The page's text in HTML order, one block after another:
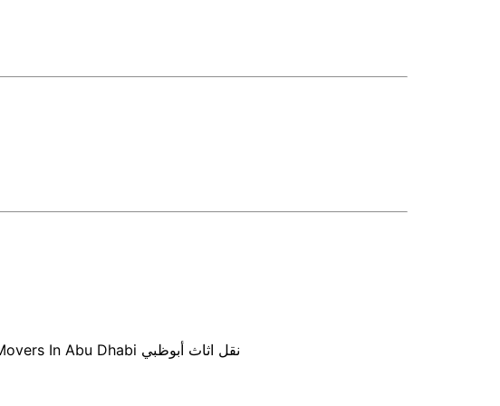
Movers In Abu Dhabi نقل اثاث أبوظبي